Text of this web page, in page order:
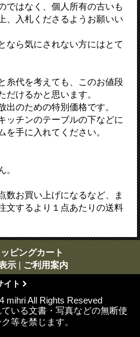
ではなく、個人所有の古いも
、入札くださるようお願いい
なら気にされない方にはとて
糸代を考えても、このお値段
だけるかと思います。
のための特別価格です。
ッチンのテーブルの下などに
を手に入れてください。
。
数お買い上げになるなど、ま
文するより１点あたりの送料
ピングカート
示 | ご利用案内
イト
mihri All Rights Reseved
いる文書・写真などの無断使
等を禁じます。